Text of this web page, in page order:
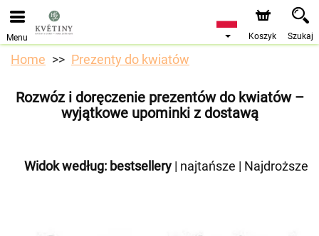
Przyjmujemy zamówienia za pośrednictwem naszego
sklepu internetowego. Najbliższy możliwy termin dostawy
to 10.08.2026 z powodu urlopu.
Menu Koszyk Szukaj
Home Prezenty do kwiatów
Rozwóz i doręczenie prezentów do kwiatów –
wyjątkowe upominki z dostawą
Widok według: bestsellery | najtańsze | Najdroższe